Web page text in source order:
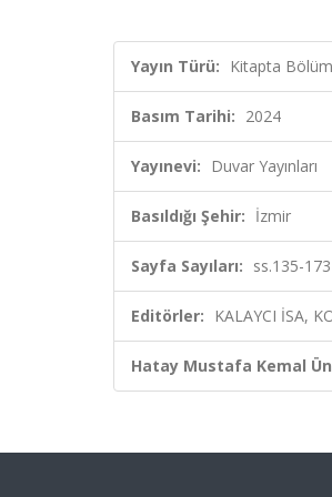
Yayın Türü: Kitapta
Basım Tarihi: 2024
Yayınevi: Duvar Yayınları
Basıldığı Şehir: İzmir
Sayfa Sayıları: ss.135-173
Editörler: KALAYCI İSA,
Hatay Mustafa Kemal